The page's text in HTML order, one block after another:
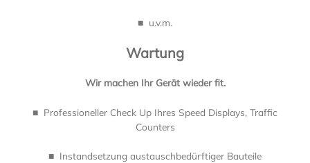
■ u.v.m.
Wartung
Wir machen Ihr Gerät wieder fit.
■ Professioneller Check Up Ihres Speed Displays, Traffic
Counters
■ Instandsetzung austauschbedürftiger Bauteile